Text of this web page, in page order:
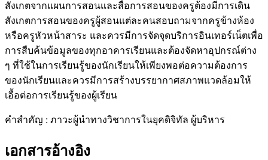
สังเกตจากแผนการสอนและสื่อการสอนของครูต้องมีการเดิน
สังเกตการสอนของครูผู้สอนแต่ละคนสอบถามจากครูข้างห้อง
หรือครูหัวหน้าสาระ และควรมีการจัดจุดบริการอินเทอร์เน็ตเพื่อ
การสืบค้นข้อมูลของทุกอาคารเรียนและต้องจัดหาอุปกรณ์ต่าง
ๆ ที่ใช้ในการเรียนรู้ของนักเรียนให้เพียงพอต่อความต้องการ
ของนักเรียนและควรมีการสร้างบรรยากาศสภาพแวดล้อมให้
เอื้อต่อการเรียนรู้ของผู้เรียน
คำสำคัญ : ภาวะผู้นำทางวิชาการในยุคดิจิทัล ผู้บริหาร
เอกสารอ้างอิง